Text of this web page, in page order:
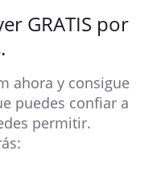
GRATIS por
ahora y consigue
puedes confiar a
permitir.